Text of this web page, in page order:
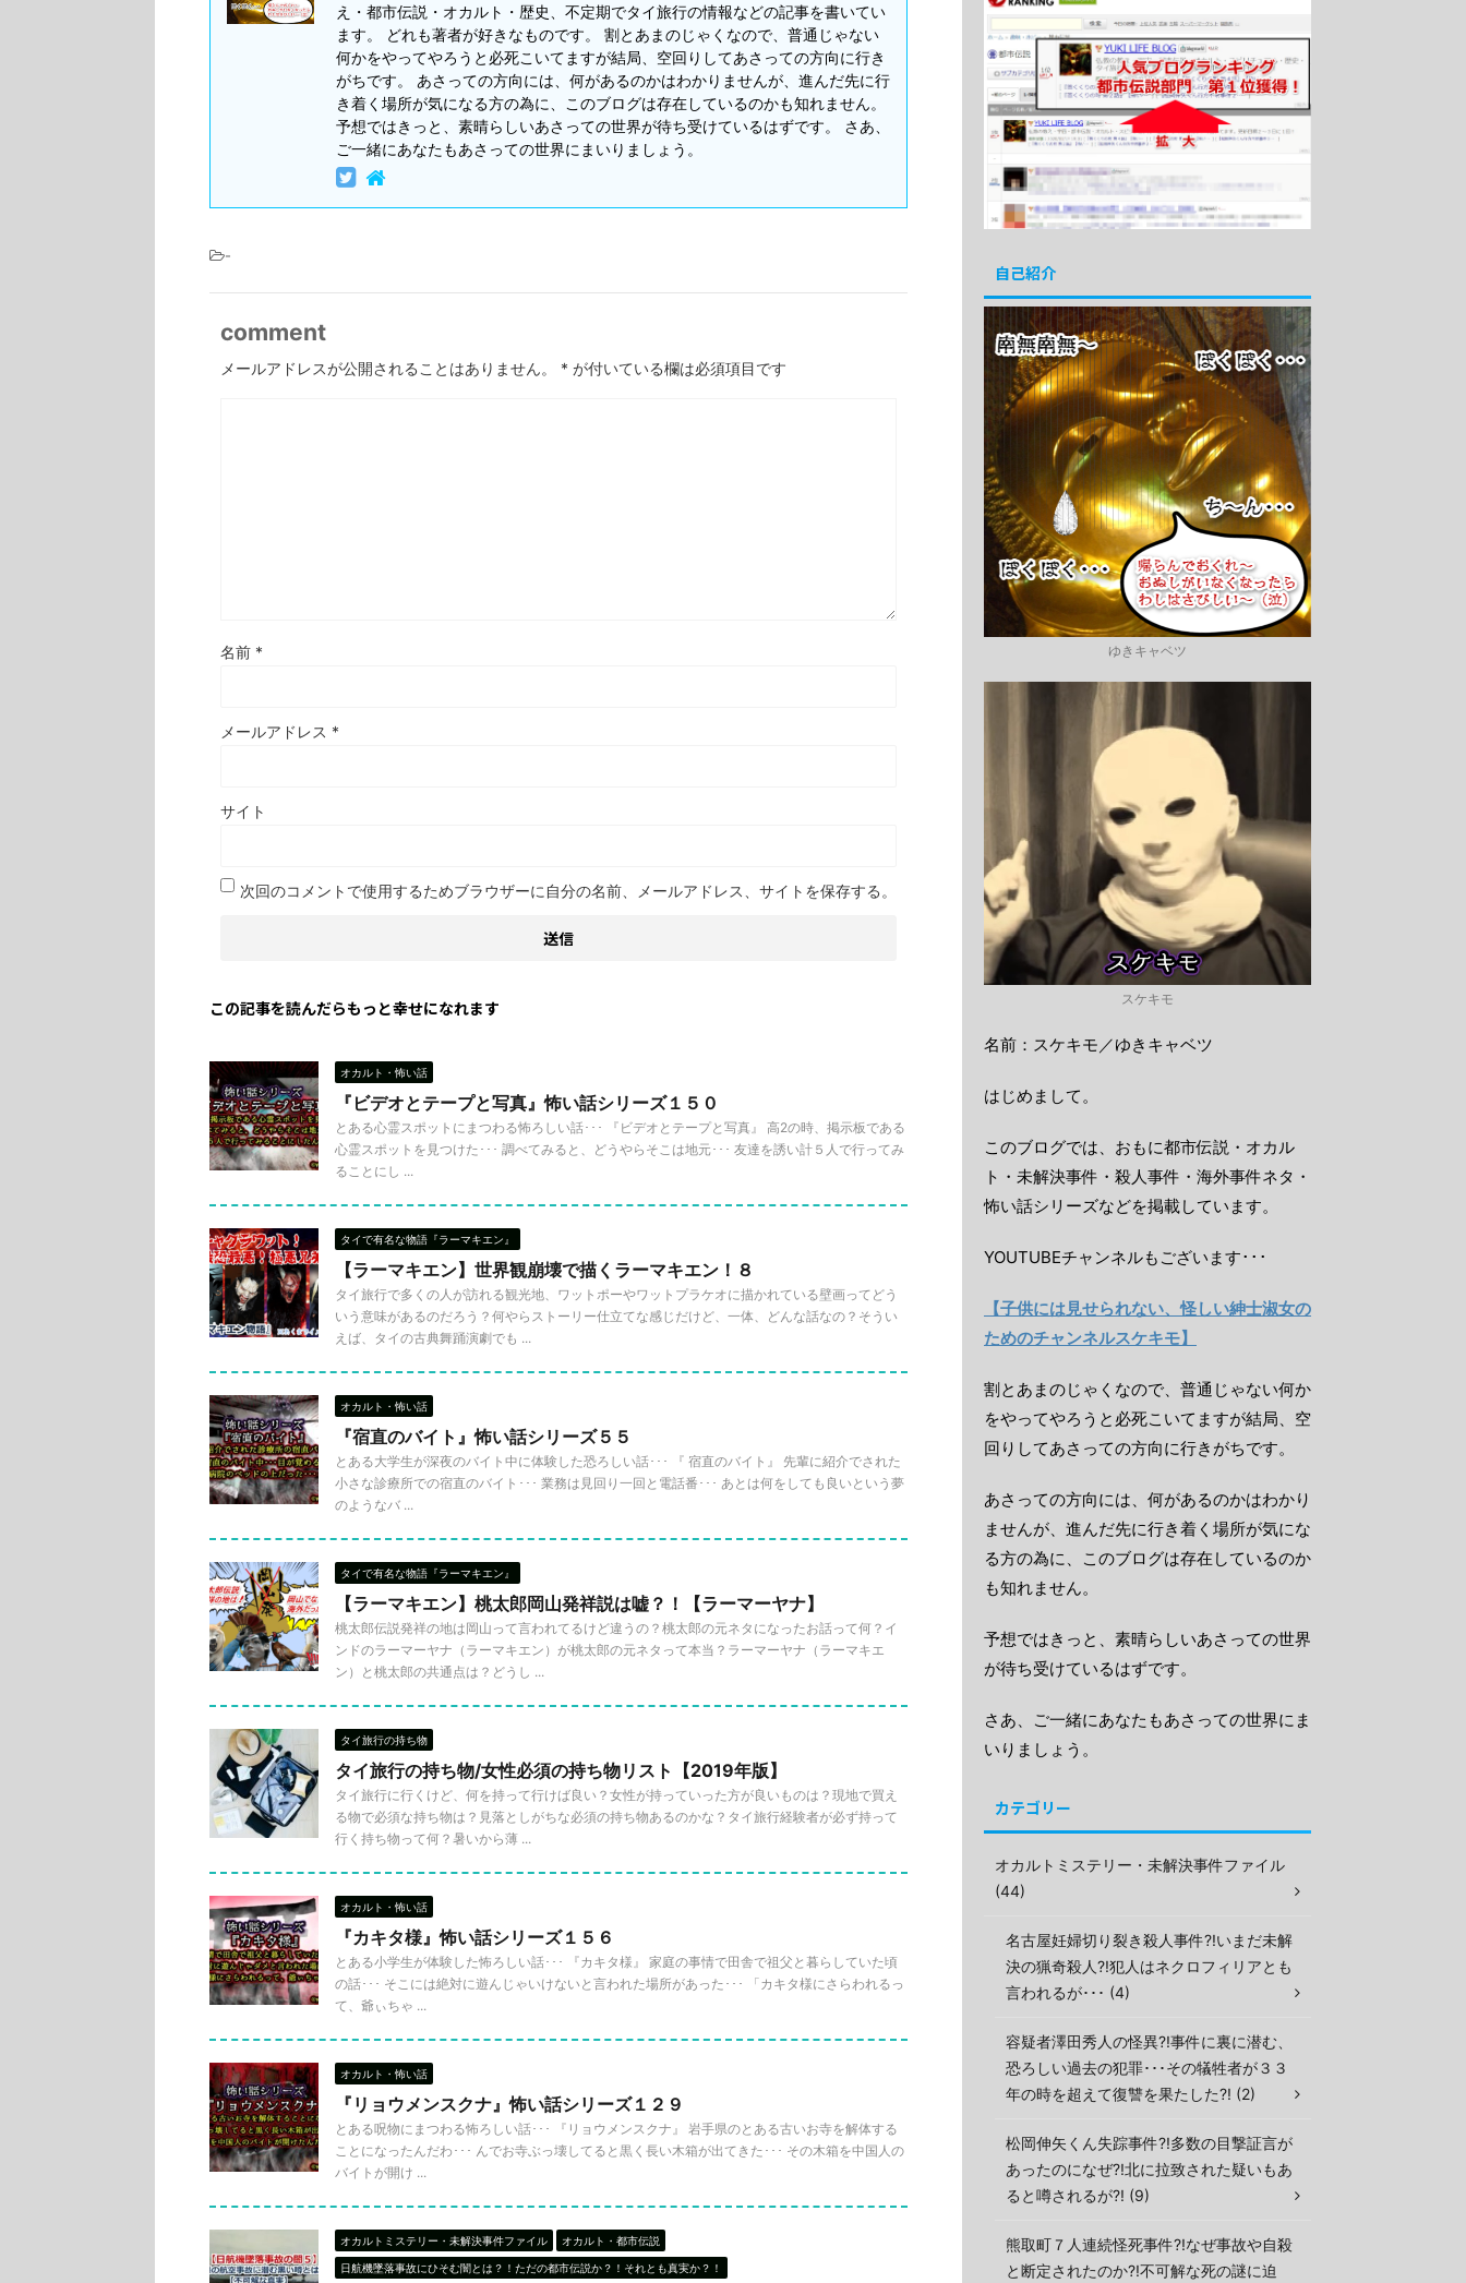
え・都市伝説・オカルト・歴史、不定期でタイ旅行の情報などの記事を書いてい
ます。 どれも著者が好きなものです。 割とあまのじゃくなので、普通じゃない
何かをやってやろうと必死こいてますが結局、空回りしてあさっての方向に行き
がちです。 あさっての方向には、何があるのかはわかりませんが、進んだ先に行
き着く場所が気になる方の為に、このブログは存在しているのかも知れません。
予想ではきっと、素晴らしいあさっての世界が待ち受けているはずです。 さあ、
ご一緒にあなたもあさっての世界にまいりましょう。
-
comment
メールアドレスが公開されることはありません。 * が付いている欄は必須項目です
名前 *
メールアドレス *
サイト
次回のコメントで使用するためブラウザーに自分の名前、メールアドレス、サイトを保存する。
この記事を読んだらもっと幸せになれます
オカルト・怖い話
『ビデオとテープと写真』怖い話シリーズ１５０
とある心霊スポットにまつわる怖ろしい話･･･ 『ビデオとテープと写真』 高2の時、掲示板である
心霊スポットを見つけた･･･ 調べてみると、どうやらそこは地元･･･ 友達を誘い計５人で行ってみ
ることにし ...
タイで有名な物語『ラーマキエン』
【ラーマキエン】世界観崩壊で描くラーマキエン！８
タイ旅行で多くの人が訪れる観光地、ワットポーやワットプラケオに描かれている壁画ってどう
いう意味があるのだろう？何やらストーリー仕立てな感じだけど、一体、どんな話なの？そうい
えば、タイの古典舞踊演劇でも ...
オカルト・怖い話
『宿直のバイト』怖い話シリーズ５５
とある大学生が深夜のバイト中に体験した恐ろしい話･･･ 『 宿直のバイト』 先輩に紹介でされた
小さな診療所での宿直のバイト･･･ 業務は見回り一回と電話番･･･ あとは何をしても良いという夢
のようなバ ...
タイで有名な物語『ラーマキエン』
【ラーマキエン】桃太郎岡山発祥説は嘘？！【ラーマーヤナ】
桃太郎伝説発祥の地は岡山って言われてるけど違うの？桃太郎の元ネタになったお話って何？イ
ンドのラーマーヤナ（ラーマキエン）が桃太郎の元ネタって本当？ラーマーヤナ（ラーマキエ
ン）と桃太郎の共通点は？どうし ...
タイ旅行の持ち物
タイ旅行の持ち物/女性必須の持ち物リスト【2019年版】
タイ旅行に行くけど、何を持って行けば良い？女性が持っていった方が良いものは？現地で買え
る物で必須な持ち物は？見落としがちな必須の持ち物あるのかな？タイ旅行経験者が必ず持って
行く持ち物って何？暑いから薄 ...
オカルト・怖い話
『カキタ様』怖い話シリーズ１５６
とある小学生が体験した怖ろしい話･･･ 『カキタ様』 家庭の事情で田舎で祖父と暮らしていた頃
の話･･･ そこには絶対に遊んじゃいけないと言われた場所があった･･･ 「カキタ様にさらわれるっ
て、爺ぃちゃ ...
オカルト・怖い話
『リョウメンスクナ』怖い話シリーズ１２９
とある呪物にまつわる怖ろしい話･･･ 『リョウメンスクナ』 岩手県のとある古いお寺を解体する
ことになったんだわ･･･ んでお寺ぶっ壊してると黒く長い木箱が出てきた･･･ その木箱を中国人の
バイトが開け ...
オカルトミステリー・未解決事件ファイル オカルト・都市伝説
日航機墜落事故にひそむ闇とは？！ただの都市伝説か？！それとも真実か？！
自己紹介
ゆきキャベツ
スケキモ
名前：スケキモ／ゆきキャベツ
はじめまして。
このブログでは、おもに都市伝説・オカル
ト・未解決事件・殺人事件・海外事件ネタ・
怖い話シリーズなどを掲載しています。
YOUTUBEチャンネルもございます･･･
【子供には見せられない、怪しい紳士淑女の
ためのチャンネルスケキモ】
割とあまのじゃくなので、普通じゃない何か
をやってやろうと必死こいてますが結局、空
回りしてあさっての方向に行きがちです。
あさっての方向には、何があるのかはわかり
ませんが、進んだ先に行き着く場所が気にな
る方の為に、このブログは存在しているのか
も知れません。
予想ではきっと、素晴らしいあさっての世界
が待ち受けているはずです。
さあ、ご一緒にあなたもあさっての世界にま
いりましょう。
カテゴリー
オカルトミステリー・未解決事件ファイル
(44)
名古屋妊婦切り裂き殺人事件?!いまだ未解
決の猟奇殺人?!犯人はネクロフィリアとも
言われるが･･･ (4)
容疑者澤田秀人の怪異?!事件に裏に潜む、
恐ろしい過去の犯罪･･･その犠牲者が３３
年の時を超えて復讐を果たした?! (2)
松岡伸矢くん失踪事件?!多数の目撃証言が
あったのになぜ?!北に拉致された疑いもあ
ると噂されるが?! (9)
熊取町７人連続怪死事件?!なぜ事故や自殺
と断定されたのか?!不可解な死の謎に迫